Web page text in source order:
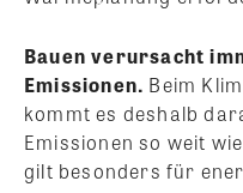
Bauen verursacht
Emissionen. Beim
kommt es deshalb
Emissionen so weit
gilt besonders für